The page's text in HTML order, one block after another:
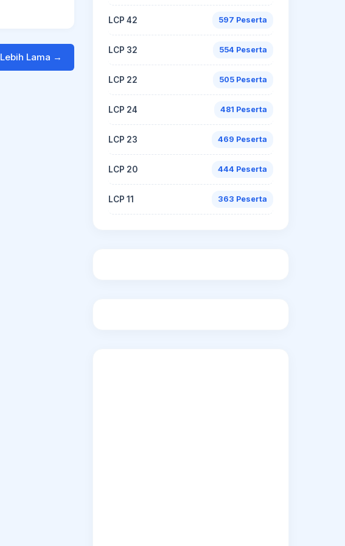
Lebih Lama →
LCP 42 597 Peserta
LCP 32 554 Peserta
LCP 22 505 Peserta
LCP 24 481 Peserta
LCP 23 469 Peserta
LCP 20 444 Peserta
LCP 11 363 Peserta